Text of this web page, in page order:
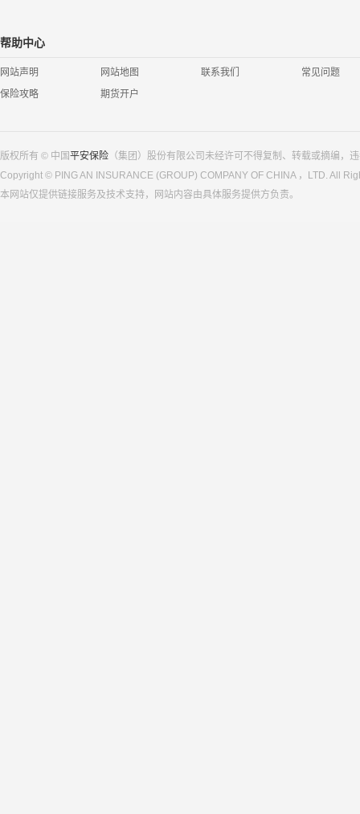
帮助中心
网站声明 网站地图 联系我们
常见问题
保险攻略
期货开户
版权所有 © 中国平安保险 （集团）股份有限公司未经许可不得复制、转载或摘编，
Copyright © PING AN INSURANCE (GROUP) COMPANY OF CHINA ，LTD. All
本网站仅提供链接服务及技术支持，网站内容由具体服务提供方负责。